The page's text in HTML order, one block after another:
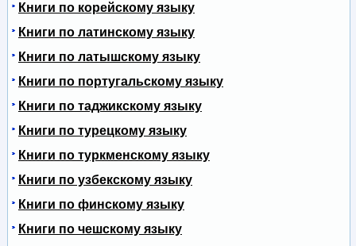
Книги по корейскому языку
Книги по латинскому языку
Книги по латышскому языку
Книги по португальскому языку
Книги по таджикскому языку
Книги по турецкому языку
Книги по туркменскому языку
Книги по узбекскому языку
Книги по финскому языку
Книги по чешскому языку